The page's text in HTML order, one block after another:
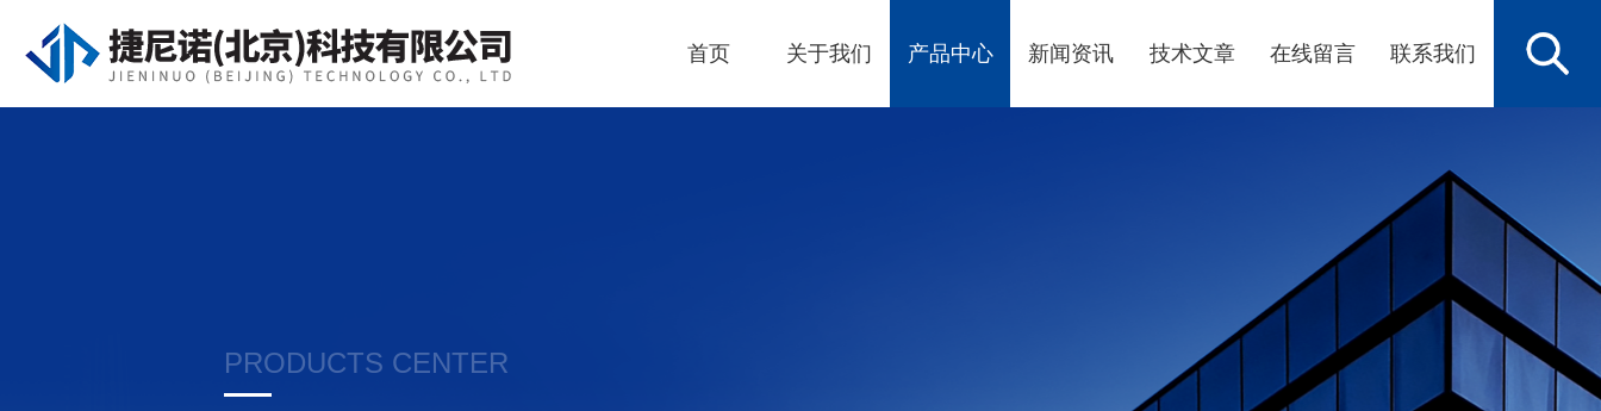
首页 关于我们 产品中心 新闻资讯 技术文章 在线留言 联系我们
PRODUCTS CENTER